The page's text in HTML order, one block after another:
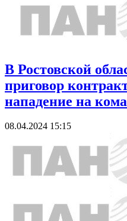
В Ростовской
приговор
нападение на
08.04.2024 15:15